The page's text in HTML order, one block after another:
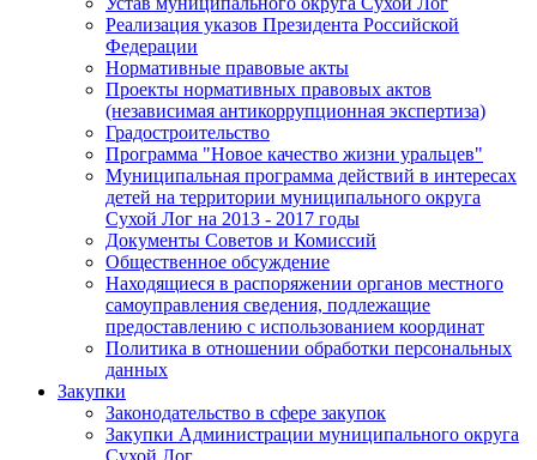
Реализация указов Президента Российской
Федерации
Нормативные правовые акты
Проекты нормативных правовых актов
(независимая антикоррупционная экспертиза)
Градостроительство
Программа "Новое качество жизни уральцев"
Муниципальная программа действий в интересах
детей на территории муниципального округа
Сухой Лог на 2013 - 2017 годы
Документы Советов и Комиссий
Общественное обсуждение
Находящиеся в распоряжении органов местного
самоуправления сведения, подлежащие
предоставлению с использованием координат
Политика в отношении обработки персональных
данных
Закупки
Законодательство в сфере закупок
Закупки Администрации муниципального округа
Сухой Лог